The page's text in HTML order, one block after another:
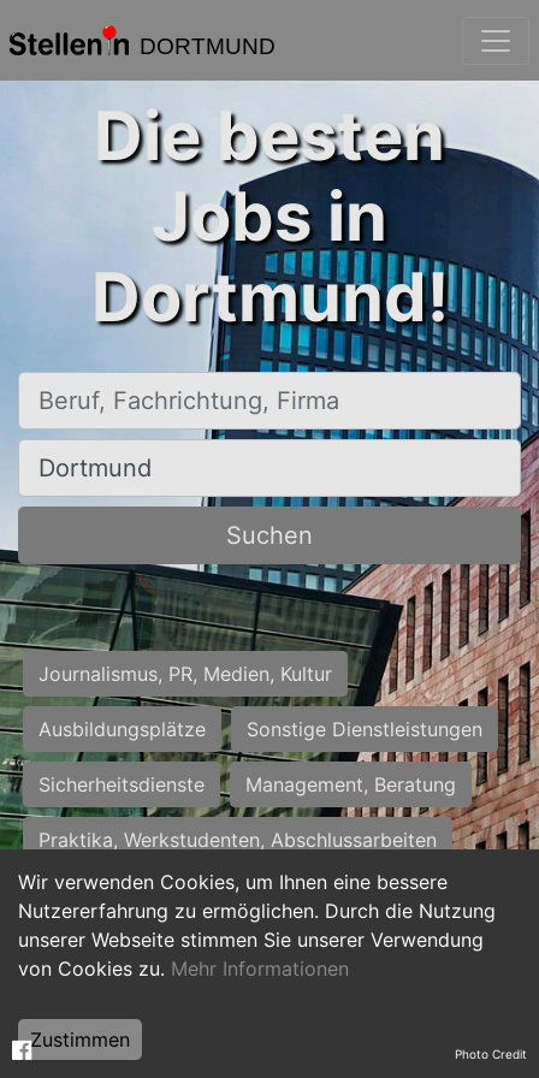
DORTMUND
Wir verwenden Cookies, um Ihnen eine bessere
Nutzererfahrung zu ermöglichen. Durch die Nutzung
unserer Webseite stimmen Sie unserer Verwendung
von Cookies zu. Mehr Informationen
Zustimmen
Die besten
Jobs in
Dortmund!
Beruf, Fachrichtung, Firma
Ort, Stadt
Suchen
Journalismus, PR, Medien, Kultur
Ausbildungsplätze Sonstige Dienstleistungen
Sicherheitsdienste Management, Beratung
Praktika, Werkstudenten, Abschlussarbeiten
Personalwesen Assistenz, Sekretariat
Hilfskräfte, Aushilfs- und Nebenjobs
Weiterbildung, Studium, duale Ausbildung Photo Credit